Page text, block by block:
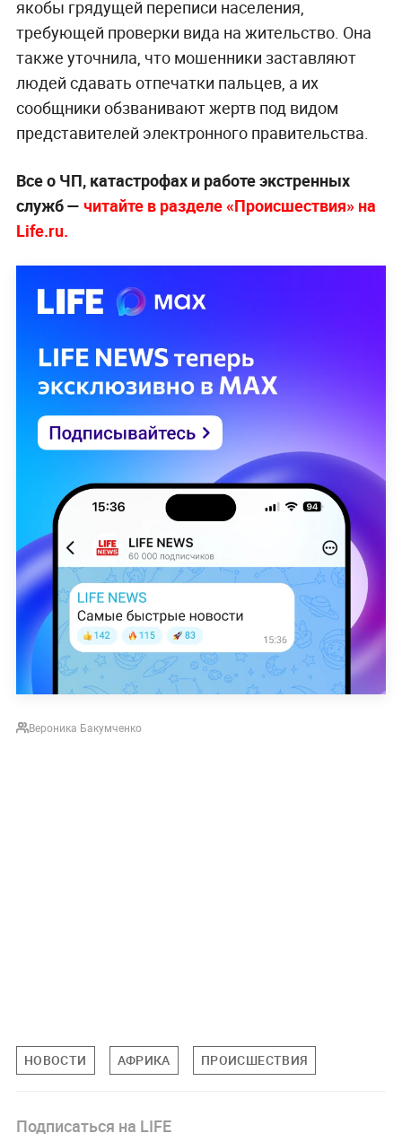
якобы грядущей переписи населения,
требующей проверки вида на жительство. Она
также уточнила, что мошенники заставляют
людей сдавать отпечатки пальцев, а их
сообщники обзванивают жертв под видом
представителей электронного правительства.
Все о ЧП, катастрофах и работе экстренных
служб — читайте в разделе «Происшествия» на
Life.ru.
Вероника Бакумченко
НОВОСТИ АФРИКА ПРОИСШЕСТВИЯ
Подписаться на LIFE